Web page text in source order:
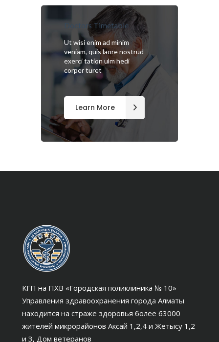
Doctors Timetable
Ut wisi enim ad minim
veniam, quis laore nostrud
exerci tation ulm hedi
corper turet
Learn More
КГП на ПХВ «Городская поликлиника № 10»
Управления здравоохранения города Алматы
находится на страже здоровья более 63000
жителей микрорайонов Аксай 1,2,4 и Жетысу 1,2
и 3, Дом ветеранов